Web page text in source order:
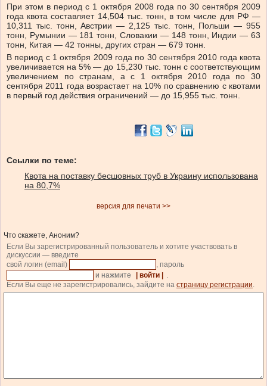
При этом в период с 1 октября 2008 года по 30 сентября 2009
года квота составляет 14,504 тыс. тонн, в том числе для РФ —
10,311 тыс. тонн, Австрии — 2,125 тыс. тонн, Польши — 955
тонн, Румынии — 181 тонн, Словакии — 148 тонн, Индии — 63
тонн, Китая — 42 тонны, других стран — 679 тонн.
В период с 1 октября 2009 года по 30 сентября 2010 года квота
увеличивается на 5% — до 15,230 тыс. тонн с соответствующим
увеличением по странам, а с 1 октября 2010 года по 30
сентября 2011 года возрастает на 10% по сравнению с квотами
в первый год действия ограничений — до 15,955 тыс. тонн.
Ссылки по теме:
Квота на поставку бесшовных труб в Украину использована
на 80,7%
версия для печати >>
Что скажете, Аноним?
Если Вы зарегистрированный пользователь и хотите участвовать в
дискуссии — введите
свой логин (email)
, пароль
и нажмите
| войти |
.
Если Вы еще не зарегистрировались, зайдите на страницу регистрации.